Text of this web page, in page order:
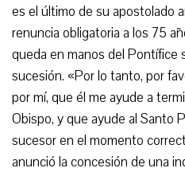
es el último de su apostolado
renuncia obligatoria a los 75
queda en manos del Pontífice
sucesión. «Por lo tanto, por
por mí, que él me ayude a
Obispo, y que ayude al Santo
sucesor en el momento
anunció la concesión de una